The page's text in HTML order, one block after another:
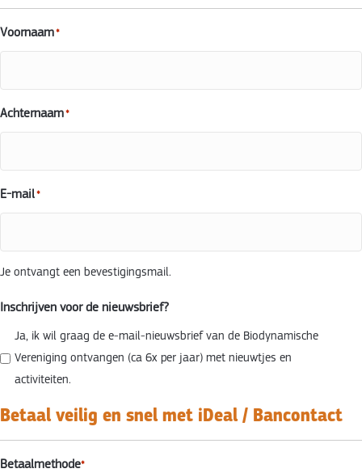
Voornaam*
Achternaam*
E-mail*
Je ontvangt een bevestigingsmail.
Inschrijven voor de nieuwsbrief?
Ja, ik wil graag de e-mail-nieuwsbrief van de Biodynamische
Vereniging ontvangen (ca 6x per jaar) met nieuwtjes en
activiteiten.
Betaal veilig en snel met iDeal / Bancontact
Betaalmethode*